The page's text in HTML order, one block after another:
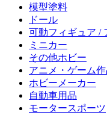
模型塗料
ドール
可動フィギュア /
ミニカー
その他ホビー
アニメ・ゲーム作
ホビーメーカー
自動車用品
モータースポーツ